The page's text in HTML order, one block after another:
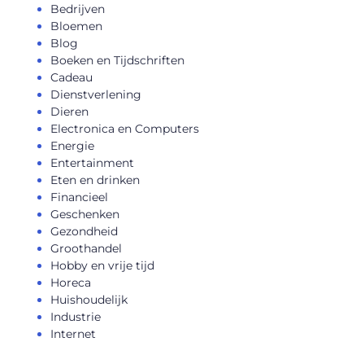
Bedrijven
Bloemen
Blog
Boeken en Tijdschriften
Cadeau
Dienstverlening
Dieren
Electronica en Computers
Energie
Entertainment
Eten en drinken
Financieel
Geschenken
Gezondheid
Groothandel
Hobby en vrije tijd
Horeca
Huishoudelijk
Industrie
Internet